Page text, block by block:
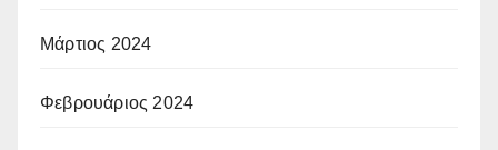
Μάρτιος 2024
Φεβρουάριος 2024